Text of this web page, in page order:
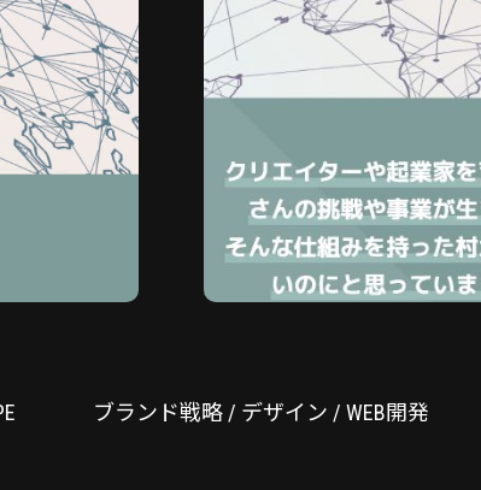
ブランド戦略 / デザイン / WEB開発